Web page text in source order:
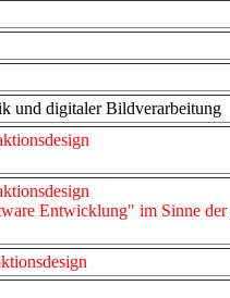
und digitaler Bildverarbeitung
Entwicklung" im Sinne der